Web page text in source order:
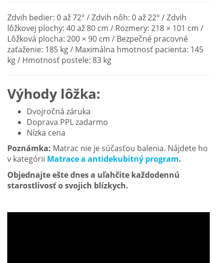
Zdvih bedier: 0 až 72° / Zdvih nôh: 0 až 22° / Zdvih
lôžkovej plochy: 40 až 80 cm / Rozmery: 218 × 101 cm /
Lôžková plocha: 200 × 90 cm / Bezpečné pracovné
zaťaženie: 185 kg / Maximálna hmotnosť pacienta: 145
kg / Hmotnosť postele: 83 kg
Výhody lôžka:
Dvojročná záruka
Doprava PPL zadarmo
Nízka cena
Poznámka: Matrac nie je súčasťou balenia. Nájdete ho
v kategórii Matrace a antidekubitný program.
Objednajte ešte dnes a uľahčite každodennú
starostlivosť o svojich blízkych.